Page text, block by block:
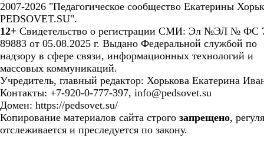
2007-2026 "Педагогическое сообщество Екатерины
PEDSOVET.SU".
12+ Свидетельство о регистрации СМИ: Эл №ЭЛ № ФС
89883 от 05.08.2025 г. Выдано Федеральной службой по
надзору в сфере связи, информационных технологий и
массовых коммуникаций.
Учредитель, главный редактор: Хорькова Екатерина
Контакты: +7-920-0-777-397, info@pedsovet.su
Домен: https://pedsovet.su/
Копирование материалов сайта строго запрещено,
отслеживается и преследуется по закону.